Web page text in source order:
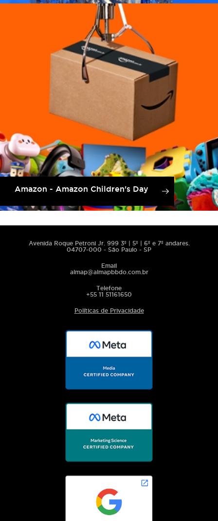
Amazon - Amazon Children's Day
Avenida Roque Petroni Jr. 999 3º | 5º | 6º e 7º andares.
04707-000 - São Paulo - SP
Email
almap@almapbbdo.com.br
Telefone
+55 11 51161650
Políticas de Privacidade